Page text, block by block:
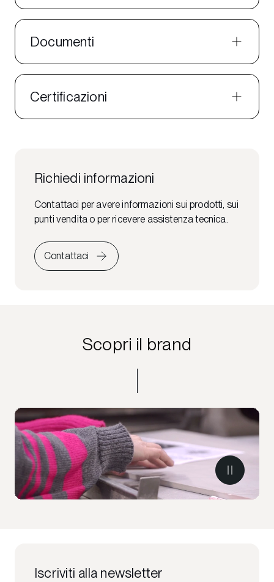
Documenti
Certificazioni
Richiedi informazioni
Contattaci per avere informazioni sui prodotti, sui
punti vendita o per ricevere assistenza tecnica.
Contattaci
Scopri il brand
Iscriviti alla newsletter